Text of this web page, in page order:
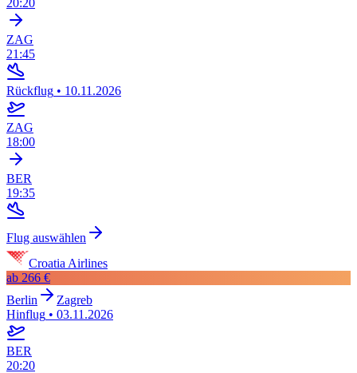
ZAG
21:45
Rückflug • 10.11.2026
ZAG
18:00
BER
19:35
Flug auswählen
Croatia Airlines
ab 266 €
Berlin
Zagreb
Hinflug • 03.11.2026
BER
20:20